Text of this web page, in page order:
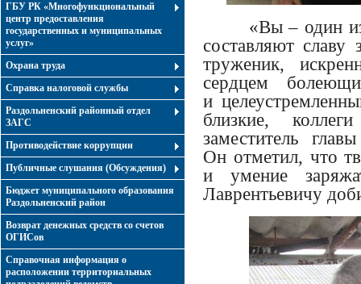
ГБУ РК «Многофункциональный
центр предоставления
государственных и муниципальных
услуг»
Охрана труда
Справка налоговой службы
Раздольненский районный отдел
ЗАГС
Противодействие коррупции
Публичные слушания (Обсуждения)
Бюджет муниципального образования
Раздольненский район
Возврат денежных средств со счетов
ОГИСов
Справочная информация о
расположении территориальных
«Вы – один
составляют славу
труженик,
сердцем
и
близкие,
заместитель
Он отметил, что
и умение
Лаврентьевичу